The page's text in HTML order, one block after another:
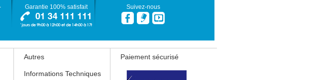
Garantie 100% satisfait Suivez-nous
Autres
Informations Techniques
Paiement sécurisé